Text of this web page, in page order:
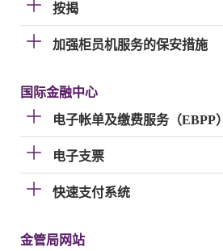
按揭
加强柜员机服务的保安措施
国际金融中心
电子帐单及缴费服务（EBPP）
电子支票
快速支付系统
金管局网站